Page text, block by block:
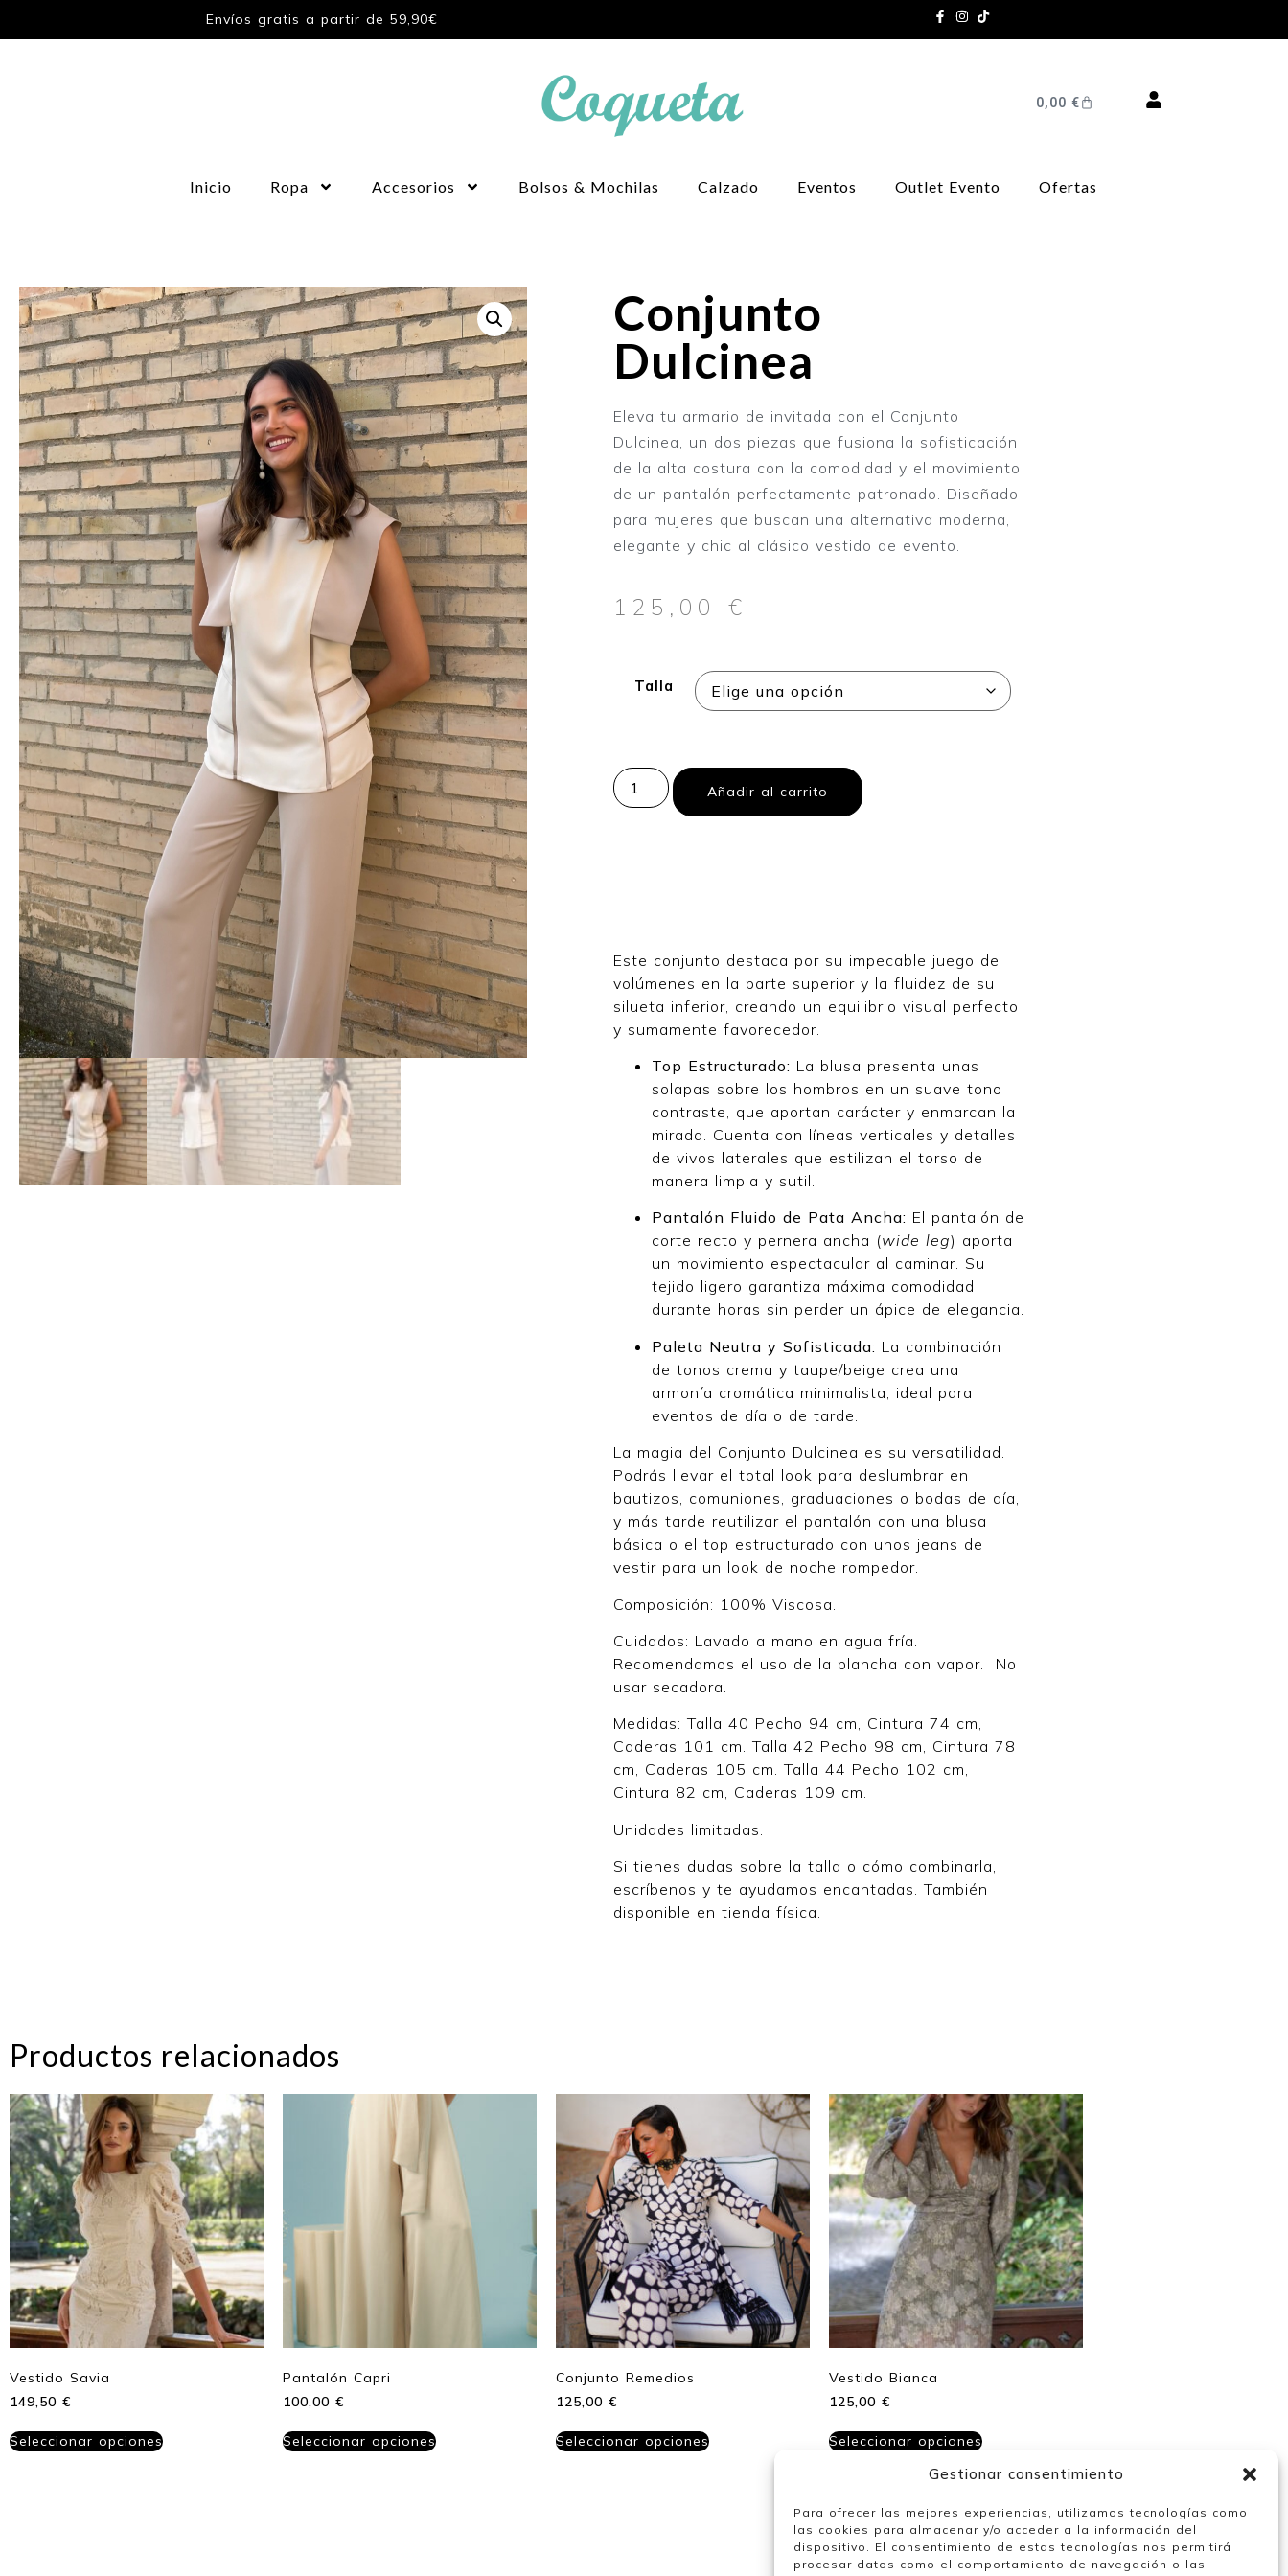
Gestionar consentimiento
Para ofrecer las mejores experiencias, utilizamos tecnologías como
las cookies para almacenar y/o acceder a la información del
dispositivo. El consentimiento de estas tecnologías nos permitirá
procesar datos como el comportamiento de navegación o las
Envíos gratis a partir de 59,90€
0,00 €
Inicio Ropa Accesorios Bolsos & Mochilas Calzado Eventos Outlet Evento Ofertas
Conjunto
Dulcinea
Eleva tu armario de invitada con el Conjunto
Dulcinea, un dos piezas que fusiona la sofisticación
de la alta costura con la comodidad y el movimiento
de un pantalón perfectamente patronado. Diseñado
para mujeres que buscan una alternativa moderna,
elegante y chic al clásico vestido de evento.
125,00 €
Talla
Añadir al carrito
Este conjunto destaca por su impecable juego de
volúmenes en la parte superior y la fluidez de su
silueta inferior, creando un equilibrio visual perfecto
y sumamente favorecedor.
Top Estructurado: La blusa presenta unas
solapas sobre los hombros en un suave tono
contraste, que aportan carácter y enmarcan la
mirada. Cuenta con líneas verticales y detalles
de vivos laterales que estilizan el torso de
manera limpia y sutil.
Pantalón Fluido de Pata Ancha: El pantalón de
corte recto y pernera ancha (wide leg) aporta
un movimiento espectacular al caminar. Su
tejido ligero garantiza máxima comodidad
durante horas sin perder un ápice de elegancia.
Paleta Neutra y Sofisticada: La combinación
de tonos crema y taupe/beige crea una
armonía cromática minimalista, ideal para
eventos de día o de tarde.
La magia del Conjunto Dulcinea es su versatilidad.
Podrás llevar el total look para deslumbrar en
bautizos, comuniones, graduaciones o bodas de día,
y más tarde reutilizar el pantalón con una blusa
básica o el top estructurado con unos jeans de
vestir para un look de noche rompedor.
Composición: 100% Viscosa.
Cuidados: Lavado a mano en agua fría.
Recomendamos el uso de la plancha con vapor. No
usar secadora.
Medidas: Talla 40 Pecho 94 cm, Cintura 74 cm,
Caderas 101 cm. Talla 42 Pecho 98 cm, Cintura 78
cm, Caderas 105 cm. Talla 44 Pecho 102 cm,
Cintura 82 cm, Caderas 109 cm.
Unidades limitadas.
Si tienes dudas sobre la talla o cómo combinarla,
escríbenos y te ayudamos encantadas. También
disponible en tienda física.
Productos relacionados
Vestido Savia
149,50 €
Seleccionar opciones
Pantalón Capri
100,00 €
Seleccionar opciones
Conjunto Remedios
125,00 €
Seleccionar opciones
Vestido Bianca
125,00 €
Seleccionar opciones